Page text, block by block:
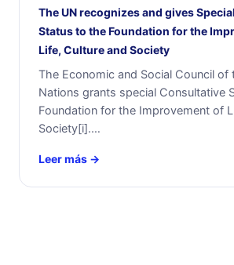
The UN recognizes and gives
Status to the Foundation for the
Life, Culture and Society
The Economic and Social Council of
Nations grants special Consultative
Foundation for the Improvement of
Society[i].…
Leer más →